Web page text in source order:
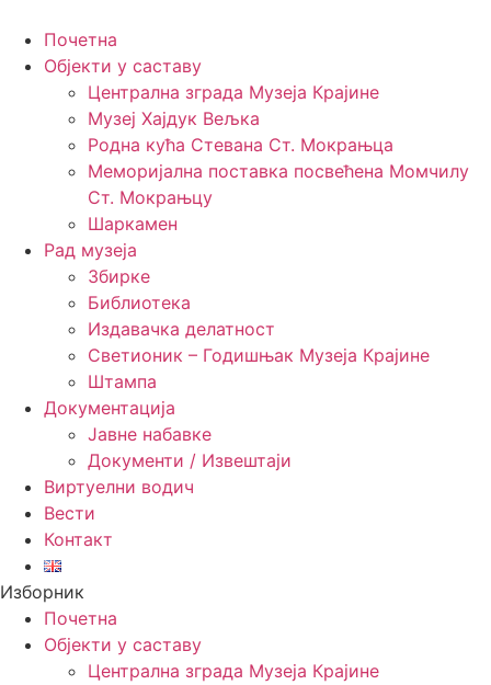
content
Почетна
Објекти у саставу
Централна зграда Музеја Крајине
Музеј Хајдук Вељка
Родна кућа Стевана Ст. Мокрањца
Меморијална поставка посвећена Момчилу
Ст. Мокрањцу
Шаркамен
Рад музеја
Збирке
Библиотека
Издавачка делатност
Светионик – Годишњак Музеја Крајине
Штампа
Документација
Јавне набавке
Документи / Извештаји
Виртуелни водич
Вести
Контакт
Изборник
Почетна
Објекти у саставу
Централна зграда Музеја Крајине